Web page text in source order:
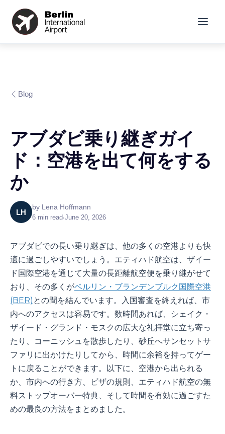
Blog
アブダビ乗り継ぎガイ
ド：空港を出て何をする
か
LH
by Lena Hoffmann
6 min read•June 20, 2026
アブダビでの長い乗り継ぎは、他の多くの空港よりも快
適に過ごしやすいでしょう。エティハド航空は、ザイー
ド国際空港を通じて大量の長距離航空便を乗り継がせて
おり、その多くがベルリン・ブランデンブルク国際空港
(BER) との間を結んでいます。入国審査を終えれば、市
内へのアクセスは容易です。数時間あれば、シェイク・
ザイード・グランド・モスクの広大な礼拝堂に立ち寄っ
たり、コーニッシュを散歩したり、砂丘へサンセットサ
ファリに出かけたりしてから、時間に余裕を持ってゲー
トに戻ることができます。以下に、空港から出られる
か、市内への行き方、ビザの規則、エティハド航空の無
料ストップオーバー特典、そして時間を有効に過ごすた
めの最良の方法をまとめました。